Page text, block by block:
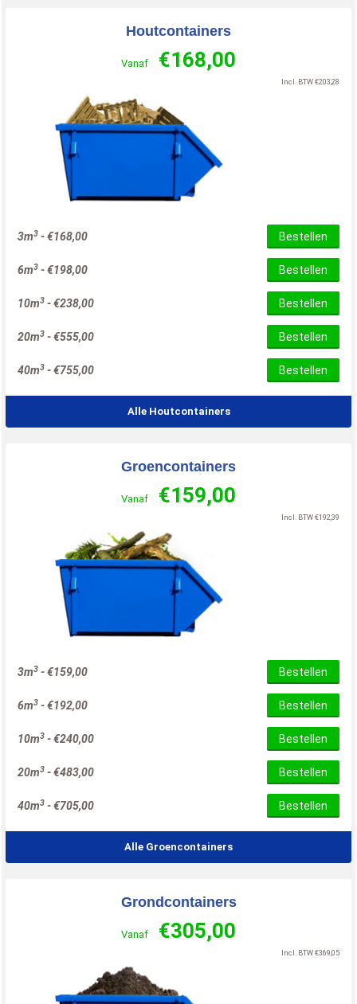
Houtcontainers
Vanaf €168,00
Incl. BTW €203,28
3m3 -€168,00 Bestellen
6m3 -€198,00 Bestellen
10m3 -€238,00 Bestellen
20m3 -€555,00 Bestellen
40m3 -€755,00 Bestellen
Alle Houtcontainers
Groencontainers
Vanaf €159,00
Incl. BTW €192,39
3m3 -€159,00 Bestellen
6m3 -€192,00 Bestellen
10m3 -€240,00 Bestellen
20m3 -€483,00 Bestellen
40m3 -€705,00 Bestellen
Alle Groencontainers
Grondcontainers
Vanaf €305,00
Incl. BTW €369,05